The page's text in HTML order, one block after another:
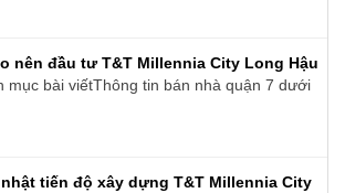
nên đầu tư T&T Millennia City Long Hậu
mục bài viếtThông tin bán nhà quận 7 dưới
tiến độ xây dựng T&T Millennia City